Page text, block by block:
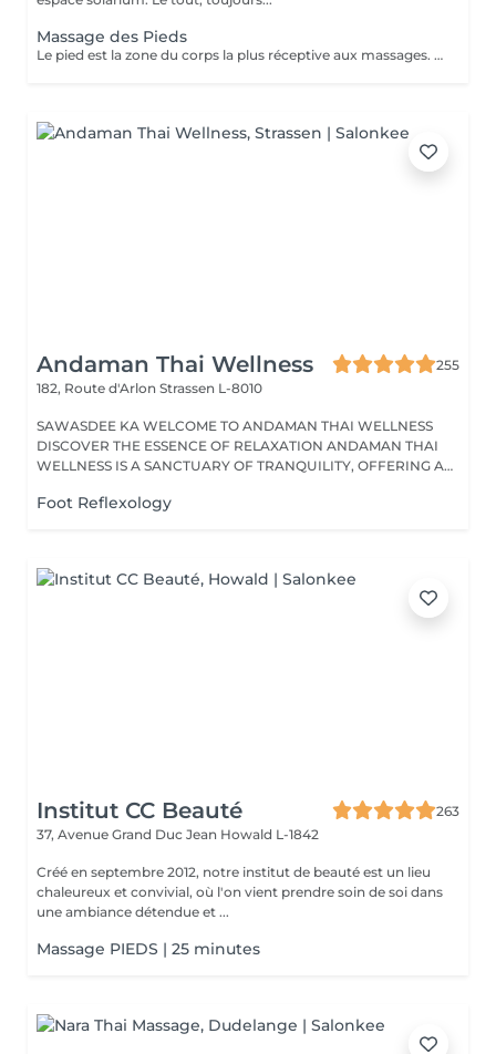
Massage des Pieds
Le pied est la zone du corps la plus réceptive aux massages. Nos pieds nous supportent au quotidien et nous oublions souvent d'en prendre soin. Ils sont composés de multiples terminaisons nerveuses qui influent sur l'ensemble de notre organisme. Quand nous avons mal aux pieds ne ressentons nous pas une grande fatigue ? Le massage des pieds stimule la circulation sanguine et permet d'évacuer le stress. Il active le drainage lymphatique et aide à l'élimination des toxines. Il procure bien être et détente. Senteurs aux choix: Fleur de Tiaré, Thé vert Jasmin, Rose Litchi, Cédra Passion
Andaman Thai Wellness
255
182, Route d'Arlon Strassen L-8010
SAWASDEE KA WELCOME TO ANDAMAN THAI WELLNESS
DISCOVER THE ESSENCE OF RELAXATION ANDAMAN THAI
WELLNESS IS A SANCTUARY OF TRANQUILITY, OFFERING A
Foot Reflexology
Institut CC Beauté
263
37, Avenue Grand Duc Jean Howald L-1842
Créé en septembre 2012, notre institut de beauté est un lieu
chaleureux et convivial, où l'on vient prendre soin de soi dans
une ambiance détendue et ...
Massage PIEDS | 25 minutes